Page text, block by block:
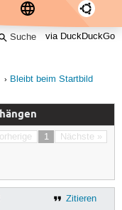
via DuckDuckGo
Bleibt beim Startbild
1 Nächste »
Zitieren